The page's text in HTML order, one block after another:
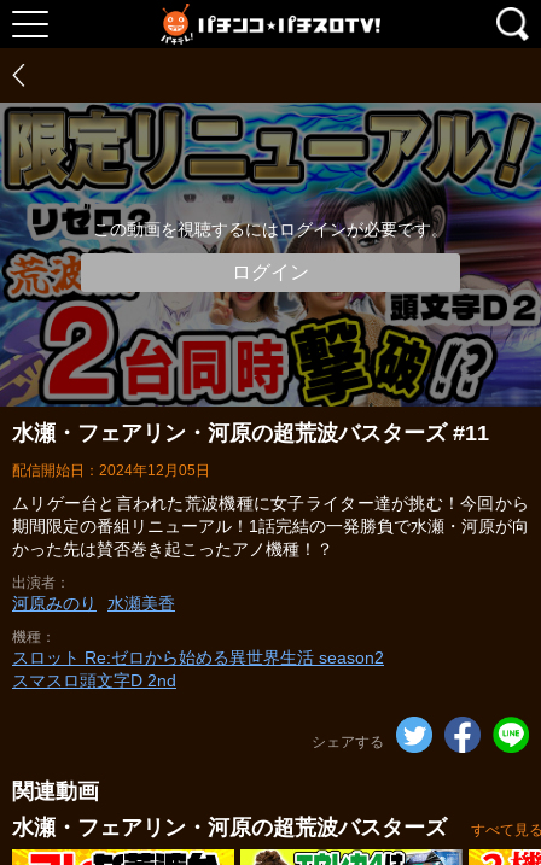
この動画を視聴するにはログインが必要です。
ログイン
水瀬・フェアリン・河原の超荒波バスターズ #11
配信開始日：2024年12月05日
ムリゲー台と言われた荒波機種に女子ライター達が挑む！今回から
期間限定の番組リニューアル！1話完結の一発勝負で水瀬・河原が向
かった先は賛否巻き起こったアノ機種！？
出演者
河原みのり 水瀬美香
機種
スロット Re:ゼロから始める異世界生活 season2
スマスロ頭文字D 2nd
シェアする
関連動画
水瀬・フェアリン・河原の超荒波バスターズ
すべて見